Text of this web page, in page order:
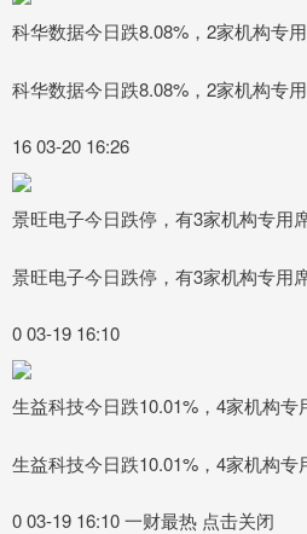
科华数据今日跌8.08%，2家机构专
科华数据今日跌8.08%，2家机构专
16 03-20 16:26
景旺电子今日跌停，有3家机构专用
景旺电子今日跌停，有3家机构专用
0 03-19 16:10
生益科技今日跌10.01%，4家机构
生益科技今日跌10.01%，4家机构
0 03-19 16:10 一财最热 点击关闭